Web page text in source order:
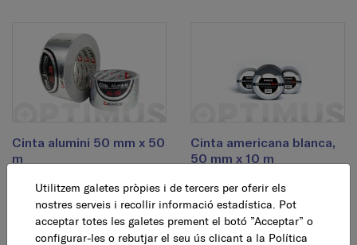
Cinta alumini 50 mm x 50
m
10,45 € AFEGEIX
Cinta americana blanca,
50 mm x 10 m
4,75 € AFEGEIX
Utilitzem galetes pròpies i de tercers per oferir els
nostres serveis i recollir informació estadística. Pot
acceptar totes les galetes prement el botó ”Acceptar” o
configurar-les o rebutjar el seu ús clicant a la Política